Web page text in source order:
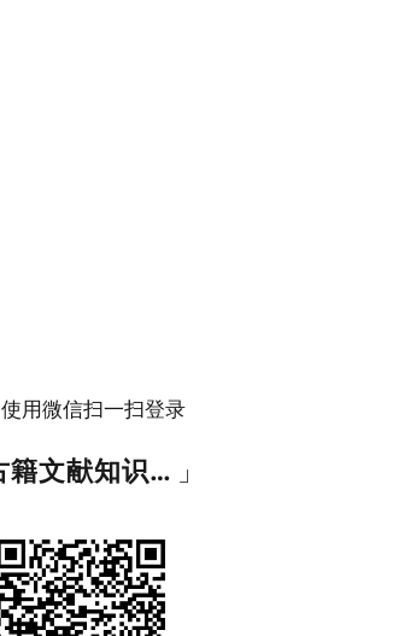
使用微信扫一扫登录
古籍文献知识图谱网 」